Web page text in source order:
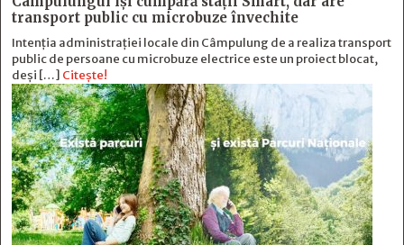
transport public cu microbuze învechite
Intenția administrației locale din Câmpulung de a realiza transport
public de persoane cu microbuze electrice este un proiect blocat,
deși […] Citește!